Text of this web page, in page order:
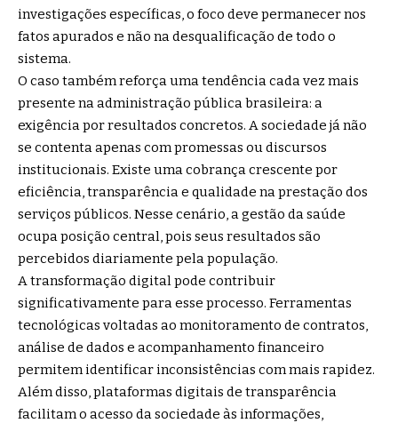
investigações específicas, o foco deve permanecer nos
fatos apurados e não na desqualificação de todo o
sistema.
O caso também reforça uma tendência cada vez mais
presente na administração pública brasileira: a
exigência por resultados concretos. A sociedade já não
se contenta apenas com promessas ou discursos
institucionais. Existe uma cobrança crescente por
eficiência, transparência e qualidade na prestação dos
serviços públicos. Nesse cenário, a gestão da saúde
ocupa posição central, pois seus resultados são
percebidos diariamente pela população.
A transformação digital pode contribuir
significativamente para esse processo. Ferramentas
tecnológicas voltadas ao monitoramento de contratos,
análise de dados e acompanhamento financeiro
permitem identificar inconsistências com mais rapidez.
Além disso, plataformas digitais de transparência
facilitam o acesso da sociedade às informações,